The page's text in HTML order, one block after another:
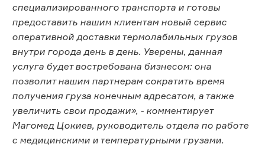
специализированного транспорта и готовы
предоставить нашим клиентам новый сервис
оперативной доставки термолабильных грузов
внутри города день в день. Уверены, данная
услуга будет востребована бизнесом: она
позволит нашим партнерам сократить время
получения груза конечным адресатом, а также
увеличить свои продажи», - комментирует
Магомед Цокиев, руководитель отдела по работе
с медицинскими и температурными грузами.